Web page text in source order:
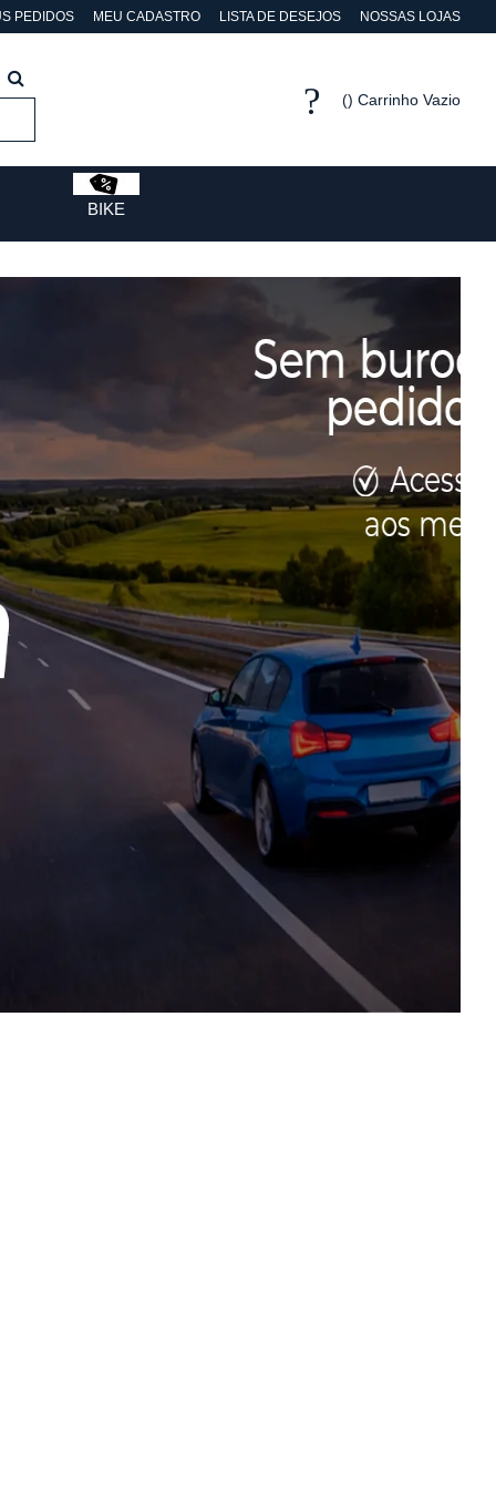
PEDIDOS MEU CADASTRO LISTA DE DESEJOS NOSSAS LOJAS
Carrinho Vazio
BIKE